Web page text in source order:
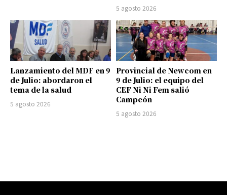
5 agosto 2026
Lanzamiento del MDF en 9
de Julio: abordaron el
tema de la salud
5 agosto 2026
Provincial de Newcom en
9 de Julio: el equipo del
CEF Ni Ni Fem salió
Campeón
5 agosto 2026